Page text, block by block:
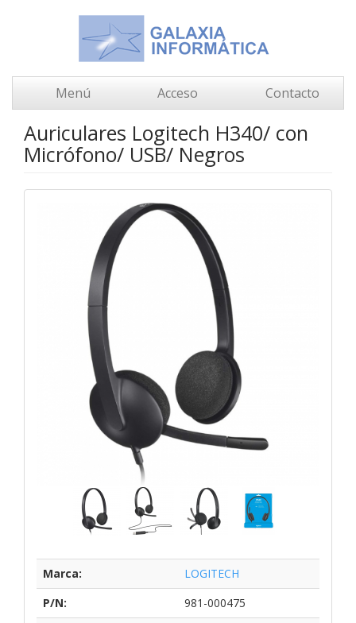
Menú Acceso Contacto
Auriculares Logitech H340/ con
Micrófono/ USB/ Negros
Marca:
LOGITECH
P/N:
981-000475